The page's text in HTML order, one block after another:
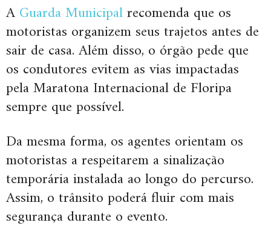
AGuarda Municipalrecomenda que os
motoristas organizem seus trajetos antes de
sair de casa. Além disso, o órgão pede que
os condutores evitem as vias impactadas
pela Maratona Internacional de Floripa
sempre que possível.
Da mesma forma, os agentes orientam os
motoristas a respeitarem a sinalização
temporária instalada ao longo do percurso.
Assim, o trânsito poderá fluir com mais
segurança durante o evento.